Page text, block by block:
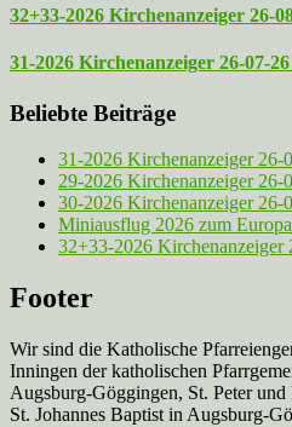
32+33-2026 Kirchenanzeiger 26-
31-2026 Kirchenanzeiger 26-07-
Beliebte Beiträge
31-2026 Kirchenanzeiger 26-
29-2026 Kirchenanzeiger 26-
30-2026 Kirchenanzeiger 26-
Miniausflug 2026 zum
32+33-2026 Kirchenanzeiger
Footer
Wir sind die Katholische
Inningen der katholischen
Augsburg-Göggingen, St. Peter
St. Johannes Baptist in Augsburg-